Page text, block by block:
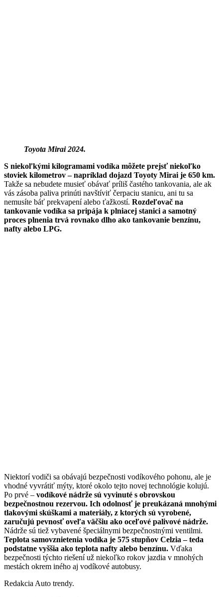
Toyota Mirai 2024.
S niekoľkými kilogramami vodíka môžete prejsť niekoľko
stoviek kilometrov – napríklad dojazd Toyoty Mirai je 650 km.
Takže sa nebudete musieť obávať príliš častého tankovania, ale ak
vás zásoba paliva prinúti navštíviť čerpaciu stanicu, ani tu sa
nemusíte báť prekvapení alebo ťažkostí. Rozdeľovač na
tankovanie vodíka sa pripája k plniacej stanici a samotný
proces plnenia trvá rovnako dlho ako tankovanie benzínu,
nafty alebo LPG.
Niektorí vodiči sa obávajú bezpečnosti vodíkového pohonu, ale je
vhodné vyvrátiť mýty, ktoré okolo tejto novej technológie kolujú.
Po prvé – vodíkové nádrže sú vyvinuté s obrovskou
bezpečnostnou rezervou. Ich odolnosť je preukázaná mnohými
tlakovými skúškami a materiály, z ktorých sú vyrobené,
zaručujú pevnosť oveľa väčšiu ako oceľové palivové nádrže.
Nádrže sú tiež vybavené špeciálnymi bezpečnostnými ventilmi.
Teplota samovznietenia vodíka je 575 stupňov Celzia – teda
podstatne vyššia ako teplota nafty alebo benzínu. Vďaka
bezpečnosti týchto riešení už niekoľko rokov jazdia v mnohých
mestách okrem iného aj vodíkové autobusy.
Redakcia Auto trendy.